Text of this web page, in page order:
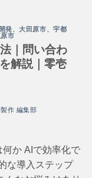
発、大田原市、宇都
市
｜問い合わ
解説｜零壱
作 編集部
何か AIで効率化で
な導入ステップ